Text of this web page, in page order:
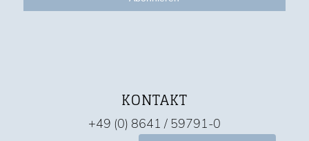
KONTAKT
+49 (0) 8641 / 59791-0